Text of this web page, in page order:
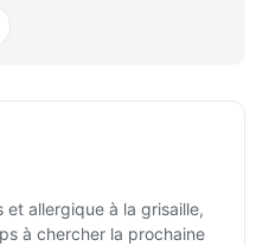
et allergique à la grisaille,
à chercher la prochaine